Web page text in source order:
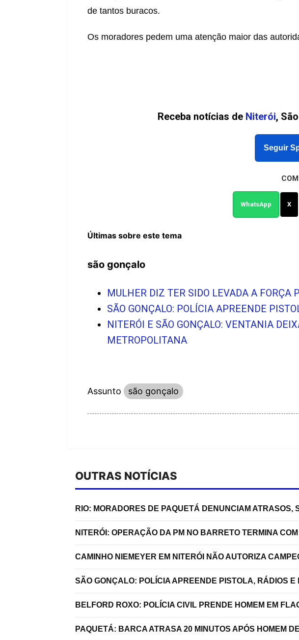
de tantos buracos.
Os moradores pedem uma atenção maior das
Receba notícias de Niterói,
Seguir
WhatsApp X
Últimas sobre este tema
são gonçalo
MULHER DIZ TER SIDO LEVADA A FORÇA
SÃO GONÇALO: POLÍCIA APREENDE
NITERÓI E SÃO GONÇALO: VENTANIA
METROPOLITANA
Assunto são gonçalo
OUTRAS NOTÍCIAS
RIO: MORADORES DE PAQUETÁ DENUNCIAM
NITERÓI: OPERAÇÃO DA PM NO BARRETO TERMINA
CAMINHO NIEMEYER EM NITERÓI NÃO AUTORIZA
SÃO GONÇALO: POLÍCIA APREENDE PISTOLA, RÁDIOS
BELFORD ROXO: POLÍCIA CIVIL PRENDE HOMEM EM
PAQUETÁ: BARCA ATRASA 20 MINUTOS APÓS HOMEM